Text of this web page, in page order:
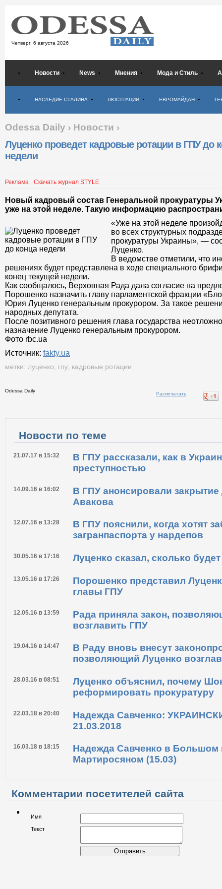
Четверг, 6 августа 2026
Новости News Мнения Мода и Стиль
НАСЛЕДИЕ СТАЛИНА ЛЮСТРАЦИИ ЕВРОМАЙДАН
Odessa Daily › Новости ›
Луценко проведет кадровые ротации в ГПУ до
недели
Реклама Скачать журнал STYLE
Новый кадровый состав Генеральной прокуратуры
уже на этой неделе. Такую информацию
«Уже на этой неделе
во всех структурных
прокуратуры Украины», —
Луценко.
В ведомстве отметили, что
решениях будет представлена в ходе специального
конец текущей недели.
Как сообщалось, Верховная Рада дала согласие на
Порошенко назначить главу парламентской фракции
Юрия Луценко генеральным прокурором. За такое
народных депутата.
После позитивного решения глава государства
назначение Луценко генеральным прокурором.
Фото rbc.ua
Источник: fakty.ua
метки: луценко; гпу; кадровые ротации
Odessa Daily
Новости по теме
21.07.17 в 15:32
В ГПУ рассказали, как в
преступностью
14.09.16 в 16:02
В ГПУ анонсировали закрытие
Авакова
12.07.16 в 13:28
В ГПУ пояснили, когда хотят
загранпаспорта у нардепов
Луценко сказал, сколько
13.05.16 в 17:26
Порошенко представил
главы ГПУ
12.05.16 в 13:59
Рада приняла закон,
возглавить ГПУ
19.04.16 в 14:47
В Раду вновь внесут
позволяющий Луценко
28.03.16 в 08:51
Луценко объяснил, почему
реформировать прокуратуру
22.03.18 в 20:40
Надежда Савченко:
21.03.2018
Мартиросяном (15.03)
Комментарии посетителей сайта